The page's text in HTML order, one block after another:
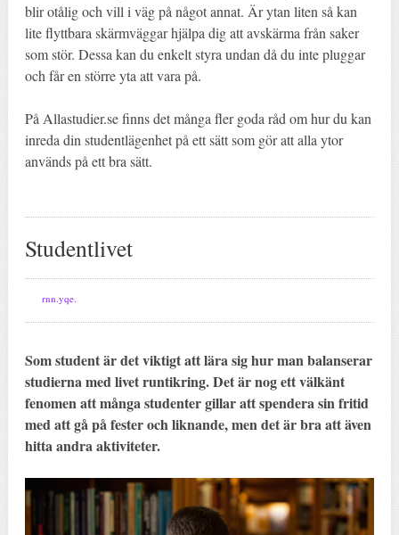
blir otålig och vill i väg på något annat. Är ytan liten så kan
lite flyttbara skärmväggar hjälpa dig att avskärma från saker
som stör. Dessa kan du enkelt styra undan då du inte pluggar
och får en större yta att vara på.
På Allastudier.se finns det många fler goda råd om hur du kan
inreda din studentlägenhet på ett sätt som gör att alla ytor
används på ett bra sätt.
Studentlivet
rnn.yqe.
Som student är det viktigt att lära sig hur man balanserar
studierna med livet runtikring. Det är nog ett välkänt
fenomen att många studenter gillar att spendera sin fritid
med att gå på fester och liknande, men det är bra att även
hitta andra aktiviteter.